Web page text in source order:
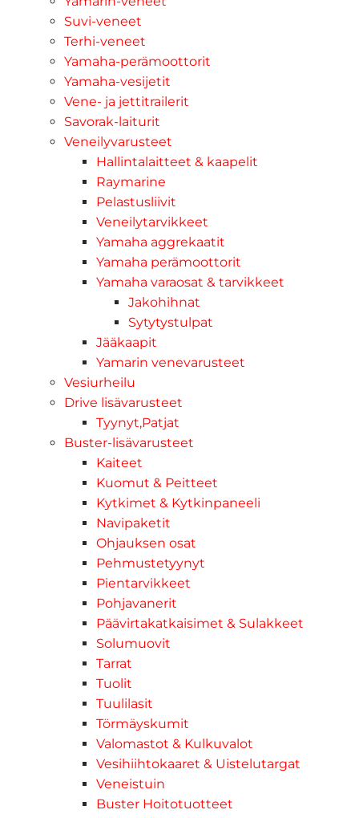
Suvi-veneet
Terhi-veneet
Yamaha-perämoottorit
Yamaha-vesijetit
Vene- ja jettitrailerit
Savorak-laiturit
Veneilyvarusteet
Hallintalaitteet & kaapelit
Raymarine
Pelastusliivit
Veneilytarvikkeet
Yamaha aggrekaatit
Yamaha perämoottorit
Yamaha varaosat & tarvikkeet
Jakohihnat
Sytytystulpat
Jääkaapit
Yamarin venevarusteet
Vesiurheilu
Drive lisävarusteet
Tyynyt,Patjat
Buster-lisävarusteet
Kaiteet
Kuomut & Peitteet
Kytkimet & Kytkinpaneeli
Navipaketit
Ohjauksen osat
Pehmustetyynyt
Pientarvikkeet
Pohjavanerit
Päävirtakatkaisimet & Sulakkeet
Solumuovit
Tarrat
Tuolit
Tuulilasit
Törmäyskumit
Valomastot & Kulkuvalot
Vesihiihtokaaret & Uistelutargat
Veneistuin
Buster Hoitotuotteet